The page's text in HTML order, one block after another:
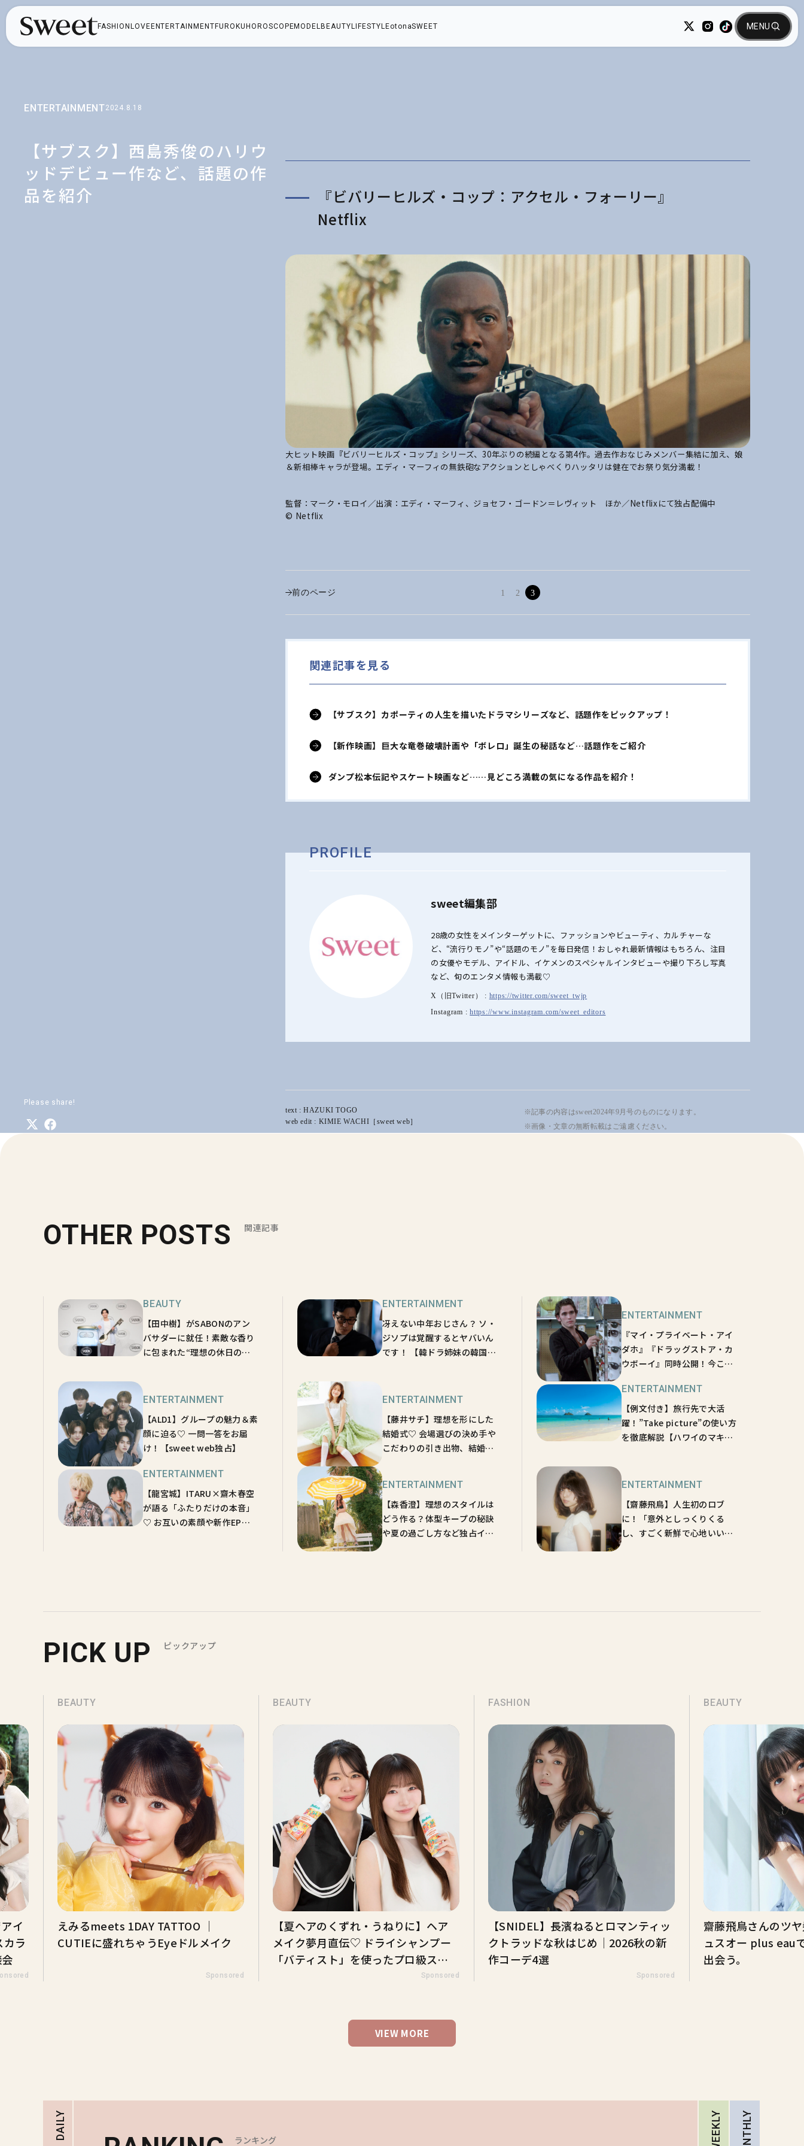
FASHION LOVE ENTERTAINMENT FUROKU HOROSCOPEMODEL BEAUTY LIFESTYLEotonaSWEET
ENTERTAINMENT2024.8.18
【サブスク】西島秀俊のハリウ
ッドデビュー作など、話題の作
品を紹介
Please share!
『ビバリーヒルズ・コップ：アクセル・フォーリー』
Netflix
大ヒット映画『ビバリーヒルズ・コップ』シリーズ、30年ぶりの続編となる第4作。過去作おなじみメンバー集結に加え、娘
＆新相棒キャラが登場。エディ・マーフィの無鉄砲なアクションとしゃべくりハッタリは健在でお祭り気分満載！
監督：マーク・モロイ／出演：エディ・マーフィ、ジョセフ・ゴードン＝レヴィット ほか／Netflixにて独占配備中
© Netflix
前のページ 1 2 3
関連記事を見る
【サブスク】カポーティの人生を描いたドラマシリーズなど、話題作をピックアップ！
【新作映画】巨大な竜巻破壊計画や「ボレロ」誕生の秘話など…話題作をご紹介
ダンプ松本伝記やスケート映画など……見どころ満載の気になる作品を紹介！
PROFILE
sweet編集部
28歳の女性をメインターゲットに、ファッションやビューティ、カルチャーな
ど、“流行りモノ”や“話題のモノ”を毎日発信！おしゃれ最新情報はもちろん、注目
の女優やモデル、アイドル、イケメンのスペシャルインタビューや撮り下ろし写真
など、旬のエンタメ情報も満載♡
X（旧Twitter） : https://twitter.com/sweet_twjp
Instagram :https://www.instagram.com/sweet_editors
text : HAZUKI TOGO
web edit : KIMIE WACHI［sweet web］
※記事の内容はsweet2024年9月号のものになります。
※画像・文章の無断転載はご遠慮ください。
OTHER POSTS 関連記事
BEAUTY
【田中樹】がSABONのアン
バサダーに就任！素敵な香り
に包まれた“理想の休日の過
ENTERTAINMENT
冴えない中年おじさん？ ソ・
ジソプは覚醒するとヤバいん
です！ 【韓ドラ姉妹の韓国ド
ENTERTAINMENT
『マイ・プライベート・アイ
ダホ』『ドラッグストア・カ
ウボーイ』同時公開！今こそ
ント監督の原点とは？
【sweetムービーインタビュ
ー】
ENTERTAINMENT
【ALD1】グループの魅力＆素
顔に迫る♡ 一問一答をお届
け！【sweet web独占】
ENTERTAINMENT
【藤井サチ】理想を形にした
結婚式♡ 会場選びの決め手や
こだわりの引き出物、結婚指
ENTERTAINMENT
【例文付き】旅行先で大活
躍！”Take picture”の使い方
を徹底解説【ハワイのマキさ
ENTERTAINMENT
【龍宮城】ITARU×齋木春空
が語る「ふたりだけの本音」
♡ お互いの素顔や新作EPの
ENTERTAINMENT
【森香澄】理想のスタイルは
どう作る？体型キープの秘訣
や夏の過ごし方など独占イン
ENTERTAINMENT
【齋藤飛鳥】人生初のロブ
に！「意外としっくりくる
し、すごく新鮮で心地いい」
PICK UP ピックアップ
イ
ラ
BEAUTY
えみるmeets 1DAY TATTOO ｜
CUTIEに盛れちゃうEyeドルメイク
Sponsored
BEAUTY
【夏ヘアのくずれ・うねりに】ヘア
メイク夢月直伝♡ ドライシャンプー
「バティスト」を使ったプロ級スタ
Sponsored
FASHION
【SNIDEL】長濱ねるとロマンティッ
クトラッドな秋はじめ｜2026秋の新
作コーデ4選
Sponsored
BEAUTY
齋藤飛鳥さんのツ
ュスオー plus eau
出会う。
VIEW MORE
DAILY ランキング WEEKLY